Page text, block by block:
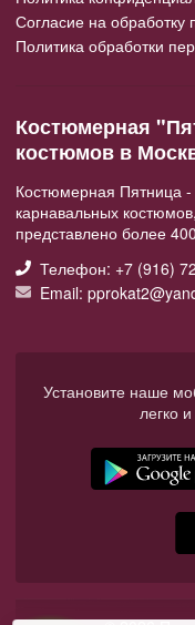
Согласие на
Политика обработки
Костюмерная
костюмов в
Костюмерная Пятница -
карнавальных
представлено более
Телефон: +7 (916)
Email:
Установите наше
легко